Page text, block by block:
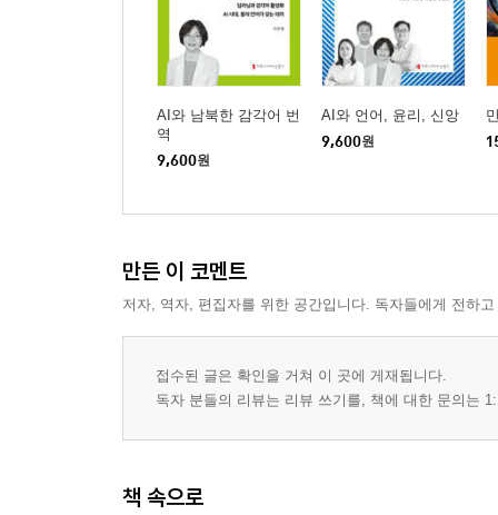
AI와 남북한 감각어 번
역
9,600원
AI와 언어, 윤리, 신앙
9,600원
만든 이 코멘트
저자, 역자, 편집자를 위한 공간입니다. 독자들에게 전하
접수된 글은 확인을 거쳐 이 곳에 게재됩니다.
독자 분들의 리뷰는 리뷰 쓰기를, 책에 대한 문의는
책 속으로